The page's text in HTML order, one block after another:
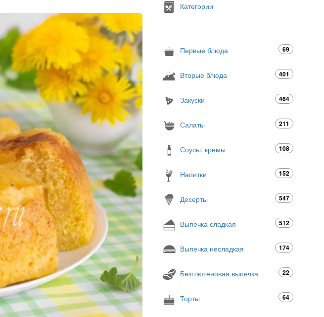
Категории
Первые блюда 69
Вторые блюда 401
Закуски 464
Салаты 211
Соусы, кремы 108
Напитки 152
Десерты 547
Выпечка сладкая 512
Выпечка несладкая 174
Безглютеновая выпечка 22
Торты 64